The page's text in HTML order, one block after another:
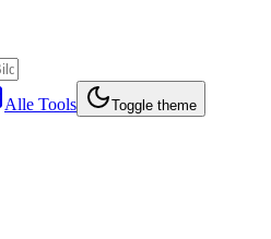
Alle Tools Toggle theme